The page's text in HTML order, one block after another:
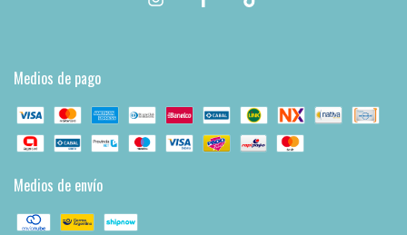
Medios de pago
Medios de envío